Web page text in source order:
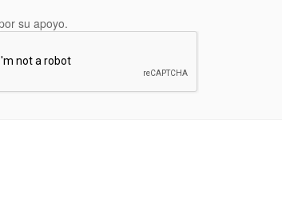
su apoyo.